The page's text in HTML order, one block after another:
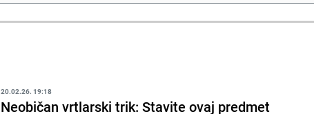
20.02.26. 19:18
Neobičan vrtlarski trik: Stavite ovaj predmet